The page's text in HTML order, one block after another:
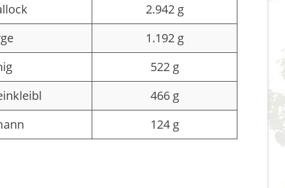
2.942 g
1.192 g
522 g
466 g
124 g